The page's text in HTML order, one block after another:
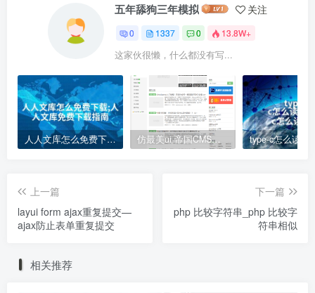
五年舔狗三年模拟 关注
0 1337 0 13.8W+
这家伙很懒，什么都没有写...
人人文库怎么免费下载;人人文库免费下载指南 仿最美ui 帝国CMS模板
上一篇
layui form ajax重复提交—
ajax防止表单重复提交
下一篇
php 比较字符串_php 比较字
符串相似
相关推荐